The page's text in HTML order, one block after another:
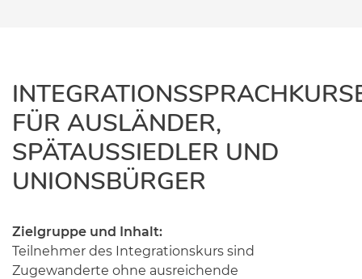
FÜR AUSLÄNDER,
SPÄTAUSSIEDLER UND
UNIONSBÜRGER
Zielgruppe und Inhalt:
Teilnehmer des Integrationskurs sind
Zugewanderte ohne ausreichende